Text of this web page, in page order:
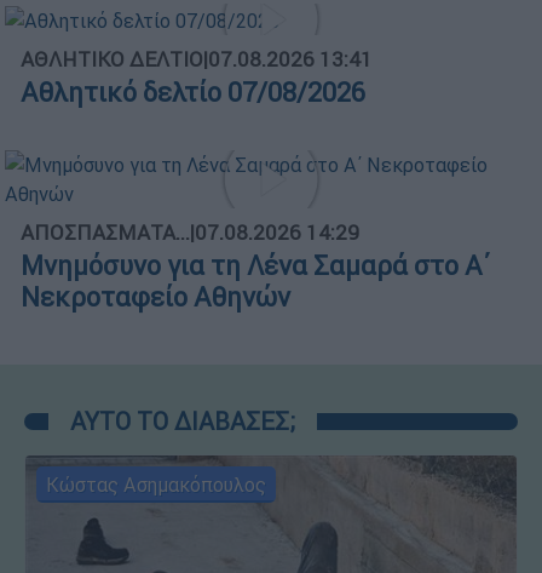
ΑΘΛΗΤΙΚΟ ΔΕΛΤΙΟ|07.08.2026 13:41
Αθλητικό δελτίο 07/08/2026
ΑΠΟΣΠΑΣΜΑΤΑ...|07.08.2026 14:29
Μνημόσυνο για τη Λένα Σαμαρά στο Α΄
Νεκροταφείο Αθηνών
ΑΥΤΟ ΤΟ ΔΙΑΒΑΣΕΣ;
Κώστας Ασημακόπουλος